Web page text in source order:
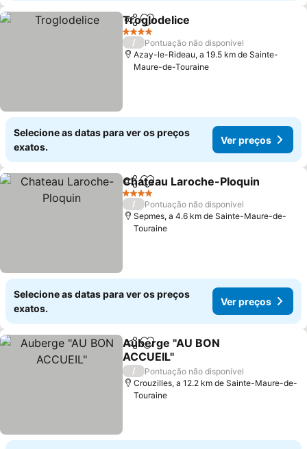
PartilharAdicionar aos favoritos
Troglodelice
4 Estrelas
/
Pontuação não disponível
Azay-le-Rideau, a 19.5 km de Sainte-
Maure-de-Touraine
Selecione as datas para ver os preços
exatos.
Ver preços
PartilharAdicionar aos favoritos
Chateau Laroche-Ploquin
4 Estrelas
/
Pontuação não disponível
Sepmes, a 4.6 km de Sainte-Maure-de-
Touraine
Selecione as datas para ver os preços
exatos.
Ver preços
PartilharAdicionar aos favoritos
Auberge "AU BON
ACCUEIL"
Ver preços
/
Pontuação não disponível
Crouzilles, a 12.2 km de Sainte-Maure-de-
Touraine